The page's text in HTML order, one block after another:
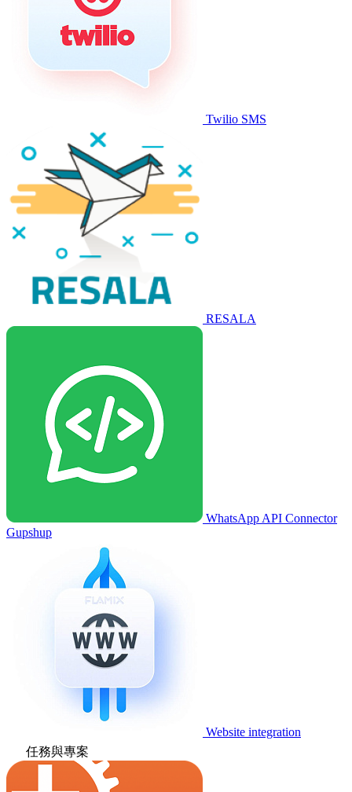
Twilio SMS
RESALA
WhatsApp API Connector
Gupshup
Website integration
任務與專案